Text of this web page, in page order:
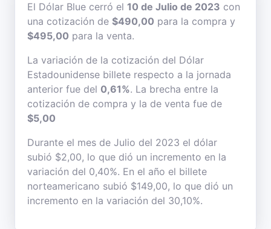
El Dólar Blue cerró el 10 de Julio de 2023 con
una cotización de $490,00 para la compra y
$495,00 para la venta.
La variación de la cotización del Dólar
Estadounidense billete respecto a la jornada
anterior fue del 0,61%. La brecha entre la
cotización de compra y la de venta fue de
$5,00
Durante el mes de Julio del 2023 el dólar
subió $2,00, lo que dió un incremento en la
variación del 0,40%. En el año el billete
norteamericano subió $149,00, lo que dió un
incremento en la variación del 30,10%.